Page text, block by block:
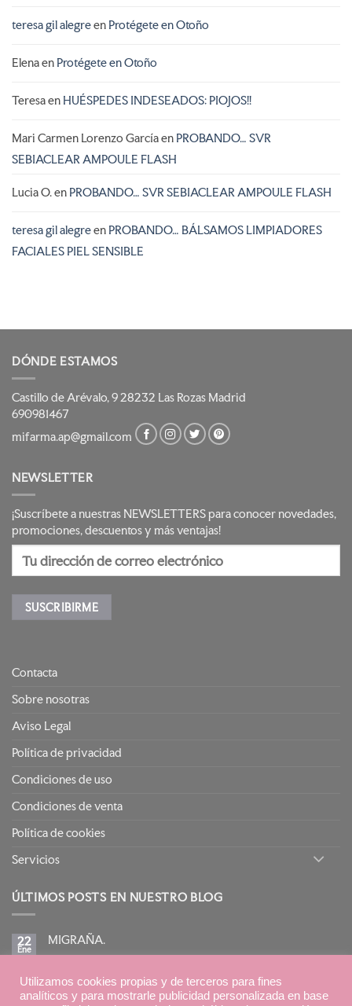
teresa gil alegreen Protégete en Otoño
Elenaen Protégete en Otoño
Teresaen HUÉSPEDES INDESEADOS: PIOJOS!!
Mari Carmen Lorenzo Garcíaen PROBANDO… SVR
SEBIACLEAR AMPOULE FLASH
Lucia O.en PROBANDO… SVR SEBIACLEAR AMPOULE FLASH
teresa gil alegreen PROBANDO… BÁLSAMOS LIMPIADORES
FACIALES PIEL SENSIBLE
DÓNDE ESTAMOS
Castillo de Arévalo, 9 28232 Las Rozas Madrid
690981467
mifarma.ap@gmail.com
NEWSLETTER
¡Suscríbete a nuestras NEWSLETTERS para conocer novedades,
promociones, descuentos y más ventajas!
Contacta
Sobre nosotras
Aviso Legal
Política de privacidad
Condiciones de uso
Condiciones de venta
Política de cookies
Servicios
ÚLTIMOS POSTS EN NUESTRO BLOG
22
Ene
MIGRAÑA.
No
en
MIGRAÑA.
15
BIRETIX ISOREPAIR: PIELES GRASAS TENDENCIA
ACNEICA CON TRATAMIENTOS RETINOIDES
Utilizamos cookies propias y de terceros para fines
analíticos y para mostrarle publicidad personalizada en base